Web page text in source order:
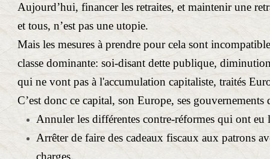
Aujourd’hui, financer les retraites, et maintenir une
et tous, n’est pas une utopie.
Mais les mesures à prendre pour cela sont
classe dominante: soi-disant dette publique,
qui ne vont pas à l'accumulation capitaliste, traités
C’est donc ce capital, son Europe, ses
Annuler les différentes contre-réformes qui ont eu
Arrêter de faire des cadeaux fiscaux aux patrons
charges.